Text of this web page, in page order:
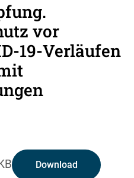
vor
19-Verläufen
Download